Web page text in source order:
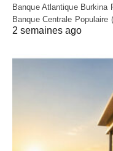
Banque Atlantique Burkina
Banque Centrale
2 semaines ago